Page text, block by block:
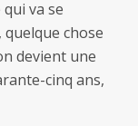
va se
chose
devient une
cinq ans,